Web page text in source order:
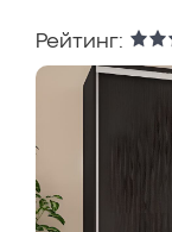
Рейтинг: